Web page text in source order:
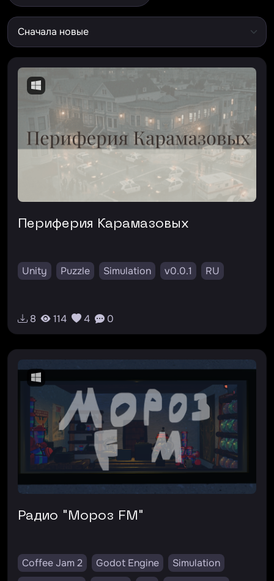
Периферия Карамазовых
Unity Puzzle Simulation v0.0.1 RU
8 114 4 0
Радио "Мороз FM"
Coffee Jam 2 Godot Engine
Simulation